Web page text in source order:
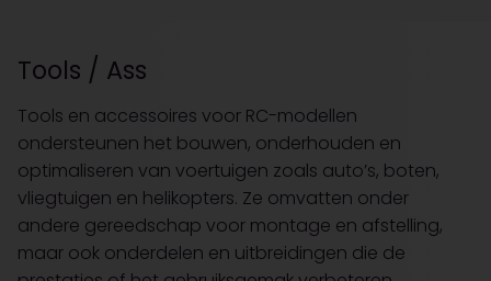
Tools / Ass
Tools en accessoires voor RC-modellen
ondersteunen het bouwen, onderhouden en
optimaliseren van voertuigen zoals auto’s, boten,
vliegtuigen en helikopters. Ze omvatten onder
andere gereedschap voor montage en afstelling,
maar ook onderdelen en uitbreidingen die de